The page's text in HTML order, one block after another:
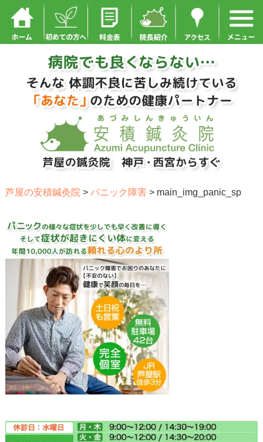
芦屋の安積鍼灸院 > パニック障害> main_img_panic_sp